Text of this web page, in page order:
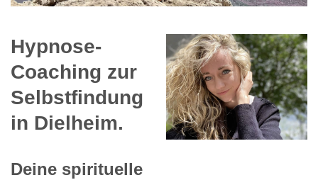
Hypnose-
Coaching zur
Selbstfindung
in Dielheim.
Deine spirituelle